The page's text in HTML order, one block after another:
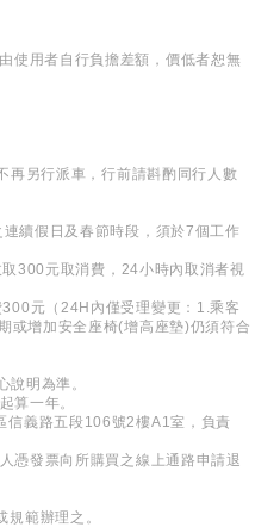
使用者自行負擔差額，價低者恕無
再另行派車，行前請斟酌同行人數
續假日及春節時段，須於7個工作
300元取消費，24小時內取消者視
元（24H內僅受理變更：1.乘客
或增加安全座椅(增高座墊)仍須符合
明為準。
算一年。
義路五段106號2樓A1室，負責
憑發票向所購買之線上通路申請退
範辦理之。